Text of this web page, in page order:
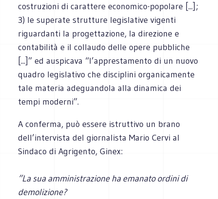
costruzioni di carattere economico-popolare [...];
3) le superate strutture legislative vigenti
riguardanti la progettazione, la direzione e
contabilità e il collaudo delle opere pubbliche
[...]” ed auspicava “l’apprestamento di un nuovo
quadro legislativo che disciplini organicamente
tale materia adeguandola alla dinamica dei
tempi moderni”.
A conferma, può essere istruttivo un brano
dell’intervista del giornalista Mario Cervi al
Sindaco di Agrigento, Ginex:
”La sua amministrazione ha emanato ordini di
demolizione?